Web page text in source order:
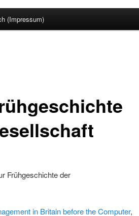
(Impressum)
Frühgeschichte der
in Britain before the Computer,